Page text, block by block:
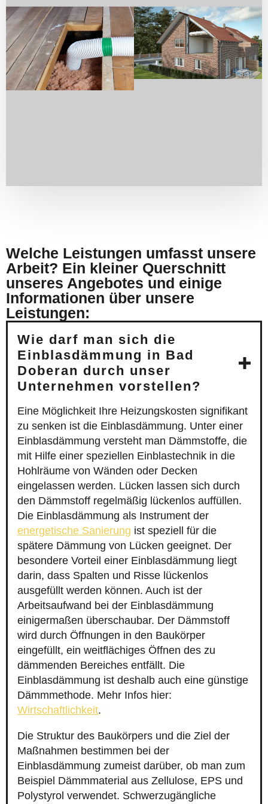
Welche Leistungen umfasst unsere
Arbeit? Ein kleiner Querschnitt
unseres Angebotes und einige
Informationen über unsere
Leistungen:
Wie darf man sich die
Einblasdämmung in Bad
Doberan durch unser
Unternehmen vorstellen?
Eine Möglichkeit Ihre Heizungskosten signifikant
zu senken ist die Einblasdämmung. Unter einer
Einblasdämmung versteht man Dämmstoffe, die
mit Hilfe einer speziellen Einblastechnik in die
Hohlräume von Wänden oder Decken
eingelassen werden. Lücken lassen sich durch
den Dämmstoff regelmäßig lückenlos auffüllen.
Die Einblasdämmung als Instrument der
energetische Sanierung ist speziell für die
spätere Dämmung von Lücken geeignet. Der
besondere Vorteil einer Einblasdämmung liegt
darin, dass Spalten und Risse lückenlos
ausgefüllt werden können. Auch ist der
Arbeitsaufwand bei der Einblasdämmung
einigermaßen überschaubar. Der Dämmstoff
wird durch Öffnungen in den Baukörper
eingefüllt, ein weitflächiges Öffnen des zu
dämmenden Bereiches entfällt. Die
Einblasdämmung ist deshalb auch eine günstige
Dämmmethode. Mehr Infos hier:
Wirtschaftlichkeit.
Die Struktur des Baukörpers und die Ziel der
Maßnahmen bestimmen bei der
Einblasdämmung zumeist darüber, ob man zum
Beispiel Dämmmaterial aus Zellulose, EPS und
Polystyrol verwendet. Schwerzugängliche